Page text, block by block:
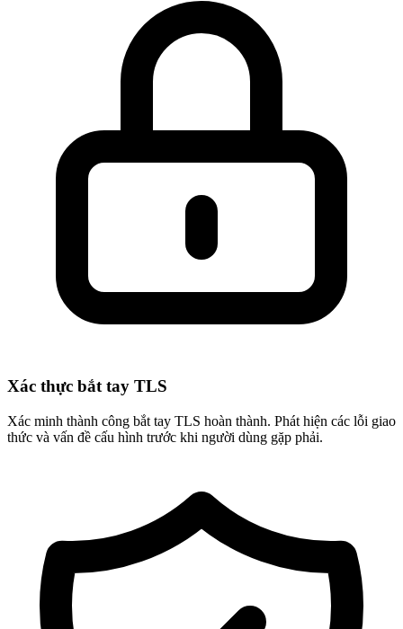
Xác thực bắt tay TLS
Xác minh thành công bắt tay TLS hoàn thành. Phát hiện các lỗi giao
thức và vấn đề cấu hình trước khi người dùng gặp phải.